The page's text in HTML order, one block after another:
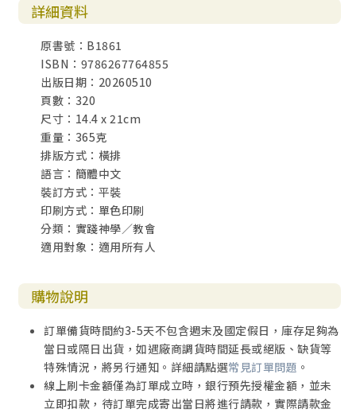
詳細資料
原書號：B1861
ISBN：9786267764855
出版日期：20260510
頁數：320
尺寸：14.4 x 21cm
重量：365克
排版方式：橫排
語言：簡體中文
裝訂方式：平裝
印刷方式：單色印刷
分類：實踐神學／教會
適用對象：適用所有人
購物說明
訂單備貨時間約3-5天不包含週末及國定假日，庫存足夠為
當日或隔日出貨，如遇廠商調貨時間延長或絕版、缺貨等
特殊情況，將另行通知。詳細請點選常見訂單問題 。
線上刷卡金額僅為訂單成立時，銀行預先授權金額，並未
立即扣款，待訂單完成寄出當日將進行請款，實際請款金